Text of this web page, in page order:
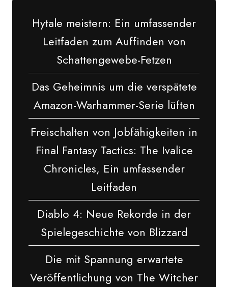
Hytale meistern: Ein umfassender
Leitfaden zum Auffinden von
Schattengewebe-Fetzen
Das Geheimnis um die verspätete
Amazon-Warhammer-Serie lüften
Freischalten von Jobfähigkeiten in
Final Fantasy Tactics: The Ivalice
Chronicles, Ein umfassender
Leitfaden
Diablo 4: Neue Rekorde in der
Spielegeschichte von Blizzard
Die mit Spannung erwartete
Veröffentlichung von The Witcher